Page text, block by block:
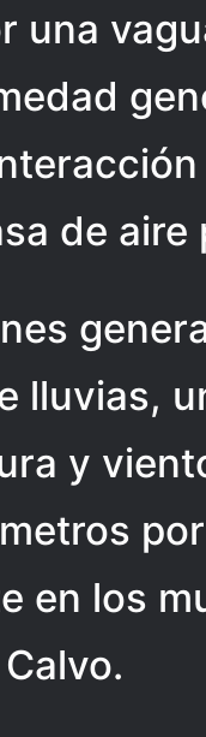
una
de aire
lluvias,
y
en los